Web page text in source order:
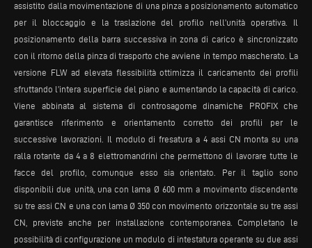
assistito dalla movimentazione di una pinza a posizionamento automatico
per il bloccaggio e la traslazione del profilo nell’unità operativa. Il
posizionamento della barra successiva in zona di carico è sincronizzato
con il ritorno della pinza di trasporto che avviene in tempo mascherato. La
versione FLW ad elevata flessibilità ottimizza il caricamento dei profili
sfruttando l’intera superficie del piano e aumentando la capacità di carico.
Viene abbinata al sistema di controsagome dinamiche PROFIX che
garantisce riferimento e orientamento corretto dei profili per le
successive lavorazioni. Il modulo di fresatura a 4 assi CN monta su una
ralla rotante da 4 a 8 elettromandrini che permettono di lavorare tutte le
facce del profilo, comunque esso sia orientato. Per il taglio sono
disponibili due unità, una con lama Ø 600 mm a movimento discendente
su tre assi CN e una con lama Ø 350 con movimento orizzontale su tre assi
CN, previste anche per installazione contemporanea. Completano le
possibilità di configurazione un modulo di intestatura operante su due assi